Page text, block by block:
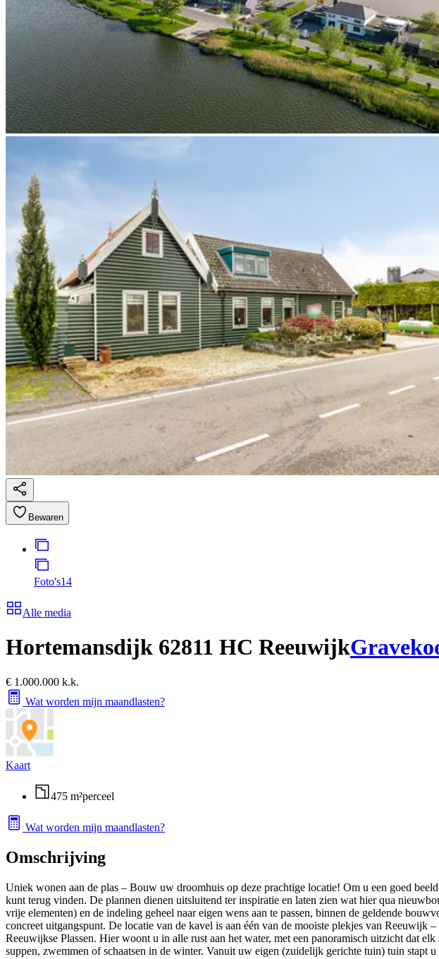
Bewaren
Foto's14
Alle media
Hortemansdijk 62811 HC Reeuwijk
€ 1.000.000 k.k.
Wat worden mijn maandlasten?
Kaart
475 m²perceel
Wat worden mijn maandlasten?
Omschrijving
Uniek wonen aan de plas – Bouw uw droomhuis op deze prachtige locatie! Om u een goed
kunt terug vinden. De plannen dienen uitsluitend ter inspiratie en laten zien wat hier qua
vrije elementen) en de indeling geheel naar eigen wens aan te passen, binnen de geldende
concreet uitgangspunt. De locatie van de kavel is aan één van de mooiste plekjes van
Reeuwijkse Plassen. Hier woont u in alle rust aan het water, met een panoramisch uitzicht dat
suppen, zwemmen of schaatsen in de winter. Vanuit uw eigen (zuidelijk gerichte tuin) tuin